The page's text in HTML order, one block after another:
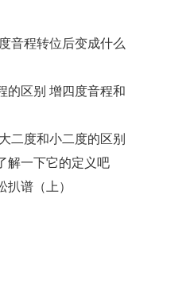
音程转位后变成什么
的区别 增四度音程和
二度和小二度的区别
解一下它的定义吧
谱（上）